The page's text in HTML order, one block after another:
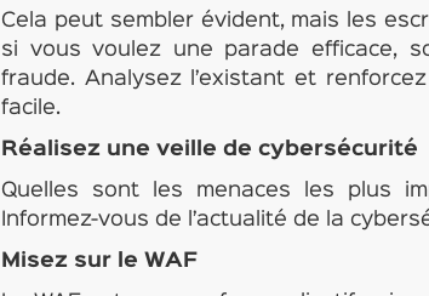
Cela peut sembler évident, mais les
si vous voulez une parade efficace,
fraude. Analysez l’existant et
facile.
Réalisez une veille de cybersécurité
Quelles sont les menaces les plus
Informez-vous de l’actualité de la
Misez sur le WAF